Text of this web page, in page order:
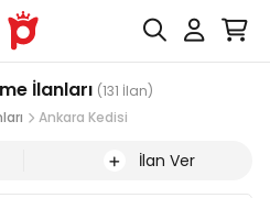
İlanları (131 İlan)
Ankara Kedisi
İlan Ver